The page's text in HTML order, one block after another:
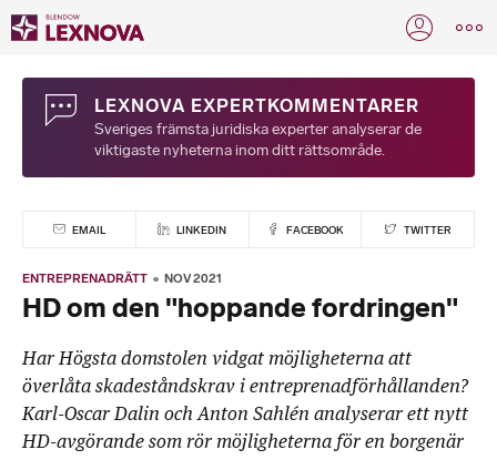
LEXNOVA EXPERTKOMMENTARER
Sveriges främsta juridiska experter analyserar de
viktigaste nyheterna inom ditt rättsområde.
EMAIL LINKEDIN FACEBOOK TWITTER
ENTREPRENADRÄTT NOV 2021
HD om den "hoppande fordringen"
Har Högsta domstolen vidgat möjligheterna att
överlåta skadeståndskrav i entreprenadförhållanden?
Karl-Oscar Dalin och Anton Sahlén analyserar ett nytt
HD-avgörande som rör möjligheterna för en borgenär